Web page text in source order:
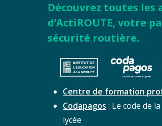
Découvrez toutes les
d’ActiROUTE, votre
sécurité routière.
Centre de formation
Codapagos : Le code de
lycée